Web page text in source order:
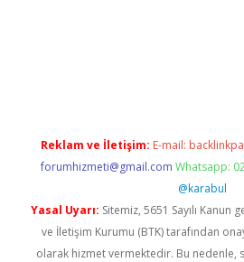
Reklam ve İletişim: E-mail:
forumhizmeti@gmail.com Whatsapp:
@karabul
Yasal Uyarı: Sitemiz, 5651 Sayılı
ve İletişim Kurumu (BTK) tarafından
olarak hizmet vermektedir. Bu